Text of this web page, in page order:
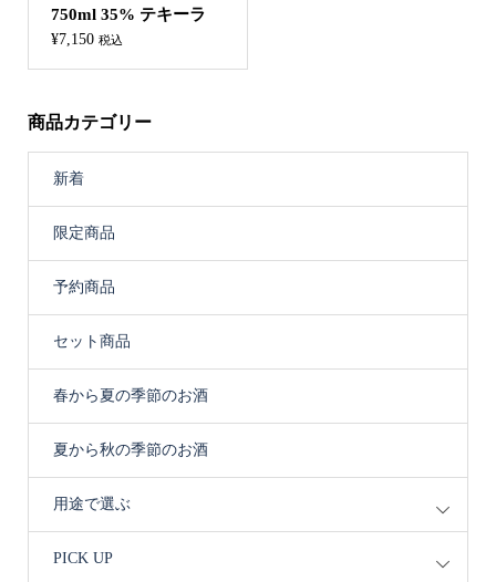
750ml 35% テキーラ
¥7,150 税込
商品カテゴリー
新着
限定商品
予約商品
セット商品
春から夏の季節のお酒
夏から秋の季節のお酒
用途で選ぶ
PICK UP